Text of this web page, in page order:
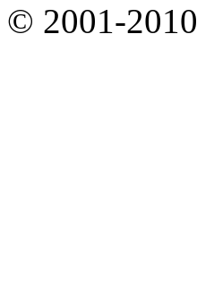
© 2001-2010